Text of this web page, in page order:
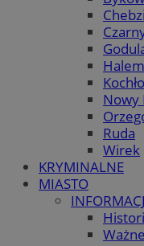
Nowy
Ruda
Wirek
KRYMINALNE
MIASTO